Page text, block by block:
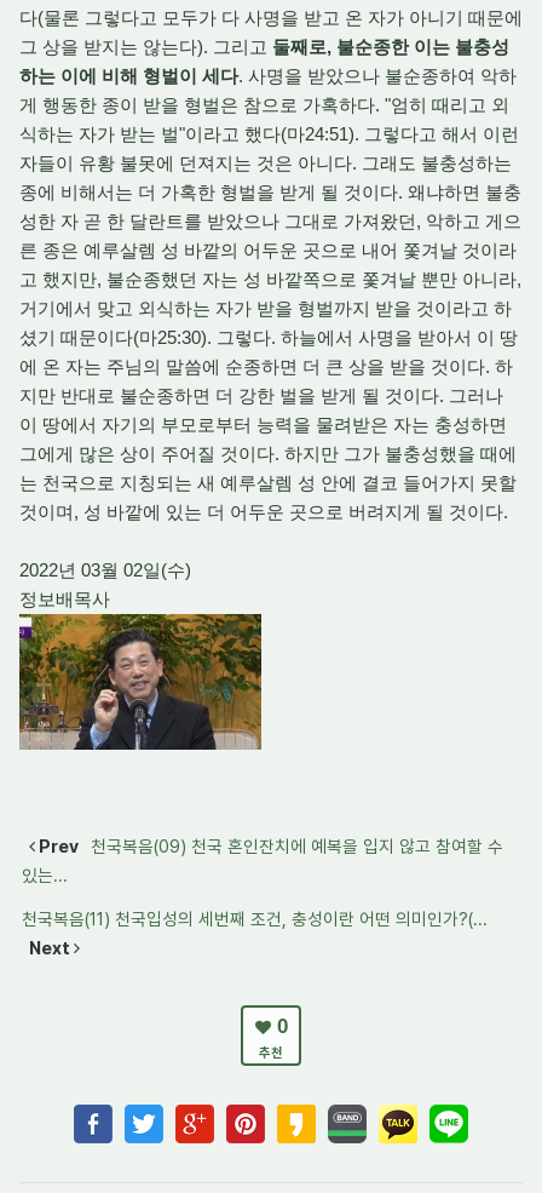
다(물론 그렇다고 모두가 다 사명을 받고 온 자가 아니기 때문에
그 상을 받지는 않는다). 그리고 둘째로, 불순종한 이는 불충성
하는 이에 비해 형벌이 세다. 사명을 받았으나 불순종하여 악하
게 행동한 종이 받을 형벌은 참으로 가혹하다. "엄히 때리고 외
식하는 자가 받는 벌"이라고 했다(마24:51). 그렇다고 해서 이런
자들이 유황 불못에 던져지는 것은 아니다. 그래도 불충성하는
종에 비해서는 더 가혹한 형벌을 받게 될 것이다. 왜냐하면 불충
성한 자 곧 한 달란트를 받았으나 그대로 가져왔던, 악하고 게으
른 종은 예루살렘 성 바깥의 어두운 곳으로 내어 쫓겨날 것이라
고 했지만, 불순종했던 자는 성 바깥쪽으로 쫓겨날 뿐만 아니라,
거기에서 맞고 외식하는 자가 받을 형벌까지 받을 것이라고 하
셨기 때문이다(마25:30). 그렇다. 하늘에서 사명을 받아서 이 땅
에 온 자는 주님의 말씀에 순종하면 더 큰 상을 받을 것이다. 하
지만 반대로 불순종하면 더 강한 벌을 받게 될 것이다. 그러나
이 땅에서 자기의 부모로부터 능력을 물려받은 자는 충성하면
그에게 많은 상이 주어질 것이다. 하지만 그가 불충성했을 때에
는 천국으로 지칭되는 새 예루살렘 성 안에 결코 들어가지 못할
것이며, 성 바깥에 있는 더 어두운 곳으로 버려지게 될 것이다.
2022년 03월 02일(수)
정보배목사
Prev
천국복음(09) 천국 혼인잔치에 예복을 입지 않고 참여할 수
있는...
천국복음(11) 천국입성의 세번째 조건, 충성이란 어떤 의미인가?(...
Next
0
추천